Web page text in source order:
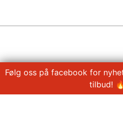
Følg oss på facebook for
tilbud!